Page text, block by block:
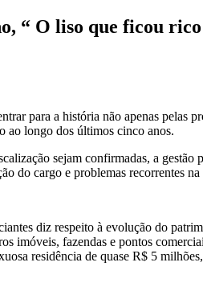
“ O liso que ficou rico
para a história não apenas pelas
ao longo dos últimos cinco anos.
sejam confirmadas, a
do cargo e problemas recorrentes
diz respeito à evolução do
imóveis, fazendas e pontos
residência de quase R$ 5